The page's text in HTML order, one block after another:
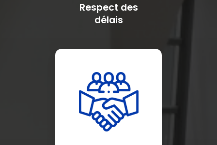
Respect des
délais